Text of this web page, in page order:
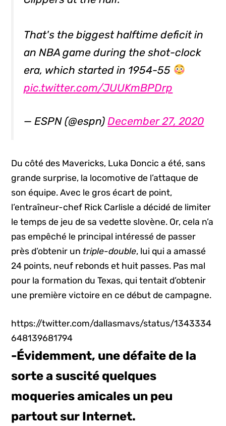
That's the biggest halftime deficit in
an NBA game during the shot-clock
era, which started in 1954-55
pic.twitter.com/JUUKmBPDrp
— ESPN (@espn)December 27, 2020
Du côté des Mavericks, Luka Doncic a été, sans
grande surprise, la locomotive de l’attaque de
son équipe. Avec le gros écart de point,
l’entraîneur-chef Rick Carlisle a décidé de limiter
le temps de jeu de sa vedette slovène. Or, cela n’a
pas empêché le principal intéressé de passer
près d’obtenir un triple-double, lui qui a amassé
24 points, neuf rebonds et huit passes. Pas mal
pour la formation du Texas, qui tentait d’obtenir
une première victoire en ce début de campagne.
https://twitter.com/dallasmavs/status/1343334
648139681794
-Évidemment, une défaite de la
sorte a suscité quelques
moqueries amicales un peu
partout sur Internet.